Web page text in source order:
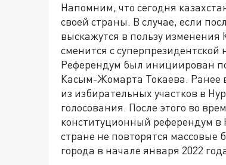
Напомним, что сегодня
своей страны. В случае, если
выскажутся в пользу
сменится с
Референдум был инициирован
Касым-Жомарта Токаева. Ранее
из избирательных участков в
голосования. После этого во
конституционный референдум в
стране не повторятся массовые
города в начале января 2022